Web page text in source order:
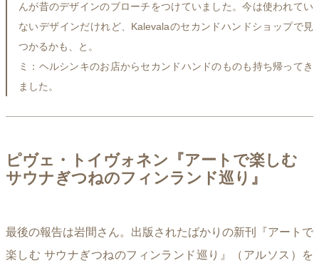
んが昔のデザインのブローチをつけていました。今は使われてい
ないデザインだけれど、Kalevalaのセカンドハンドショップで見
つかるかも、と。
ミ：ヘルシンキのお店からセカンドハンドのものも持ち帰ってき
ました。
ピヴェ・トイヴォネン『アートで楽しむ
サウナぎつねのフィンランド巡り』
最後の報告は岩間さん。出版されたばかりの新刊『アートで
楽しむ サウナぎつねのフィンランド巡り』（アルソス）を